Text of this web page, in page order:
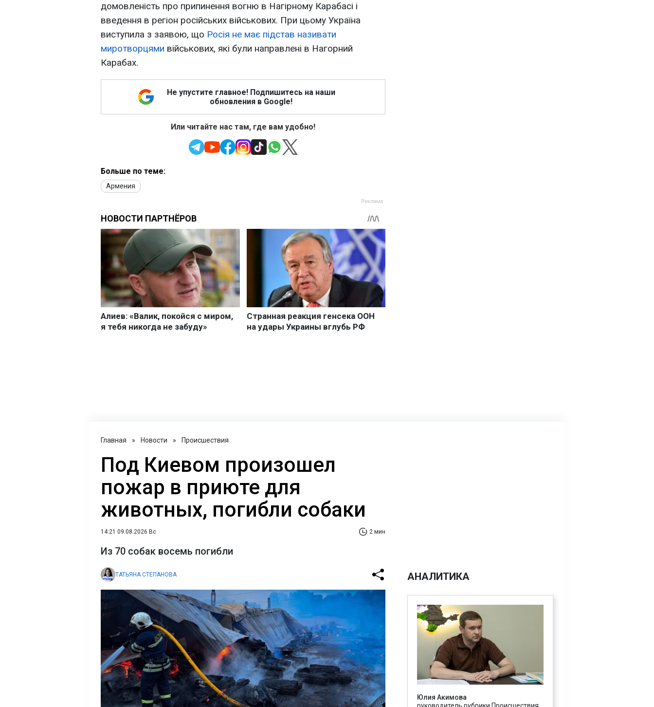
домовленість про припинення вогню в Нагірному Карабасі і
введення в регіон російських військових. При цьому Україна
виступила з заявою, що Росія не має підстав називати
миротворцями військових, які були направлені в Нагорний
Карабах.
Не упустите главное! Подпишитесь на наши
обновления в Google!
Или читайте нас там, где вам удобно!
Больше по теме:
Армения
Главная » Новости » Происшествия
Под Киевом произошел
пожар в приюте для
животных, погибли собаки
14:21 09.08.2026 Вс 2 мин
Из 70 собак восемь погибли
ТАТЬЯНА СТЕПАНОВА АНАЛИТИКА
Юлия Акимова